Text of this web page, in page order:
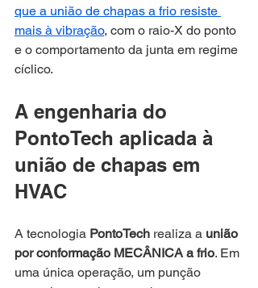
que a união de chapas a frio resiste
mais à vibração, com o raio-X do ponto
e o comportamento da junta em regime
cíclico.
A engenharia do
PontoTech aplicada à
união de chapas em
HVAC
A tecnologia PontoTech realiza a união
por conformação MECÂNICA a frio. Em
uma única operação, um punção